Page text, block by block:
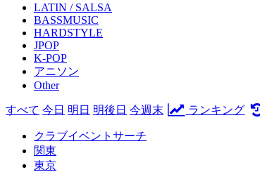
LATIN / SALSA
BASSMUSIC
HARDSTYLE
JPOP
K-POP
アニソン
Other
すべて 今日 明日 明後日 今週末 ランキング
クラブイベントサーチ
関東
東京